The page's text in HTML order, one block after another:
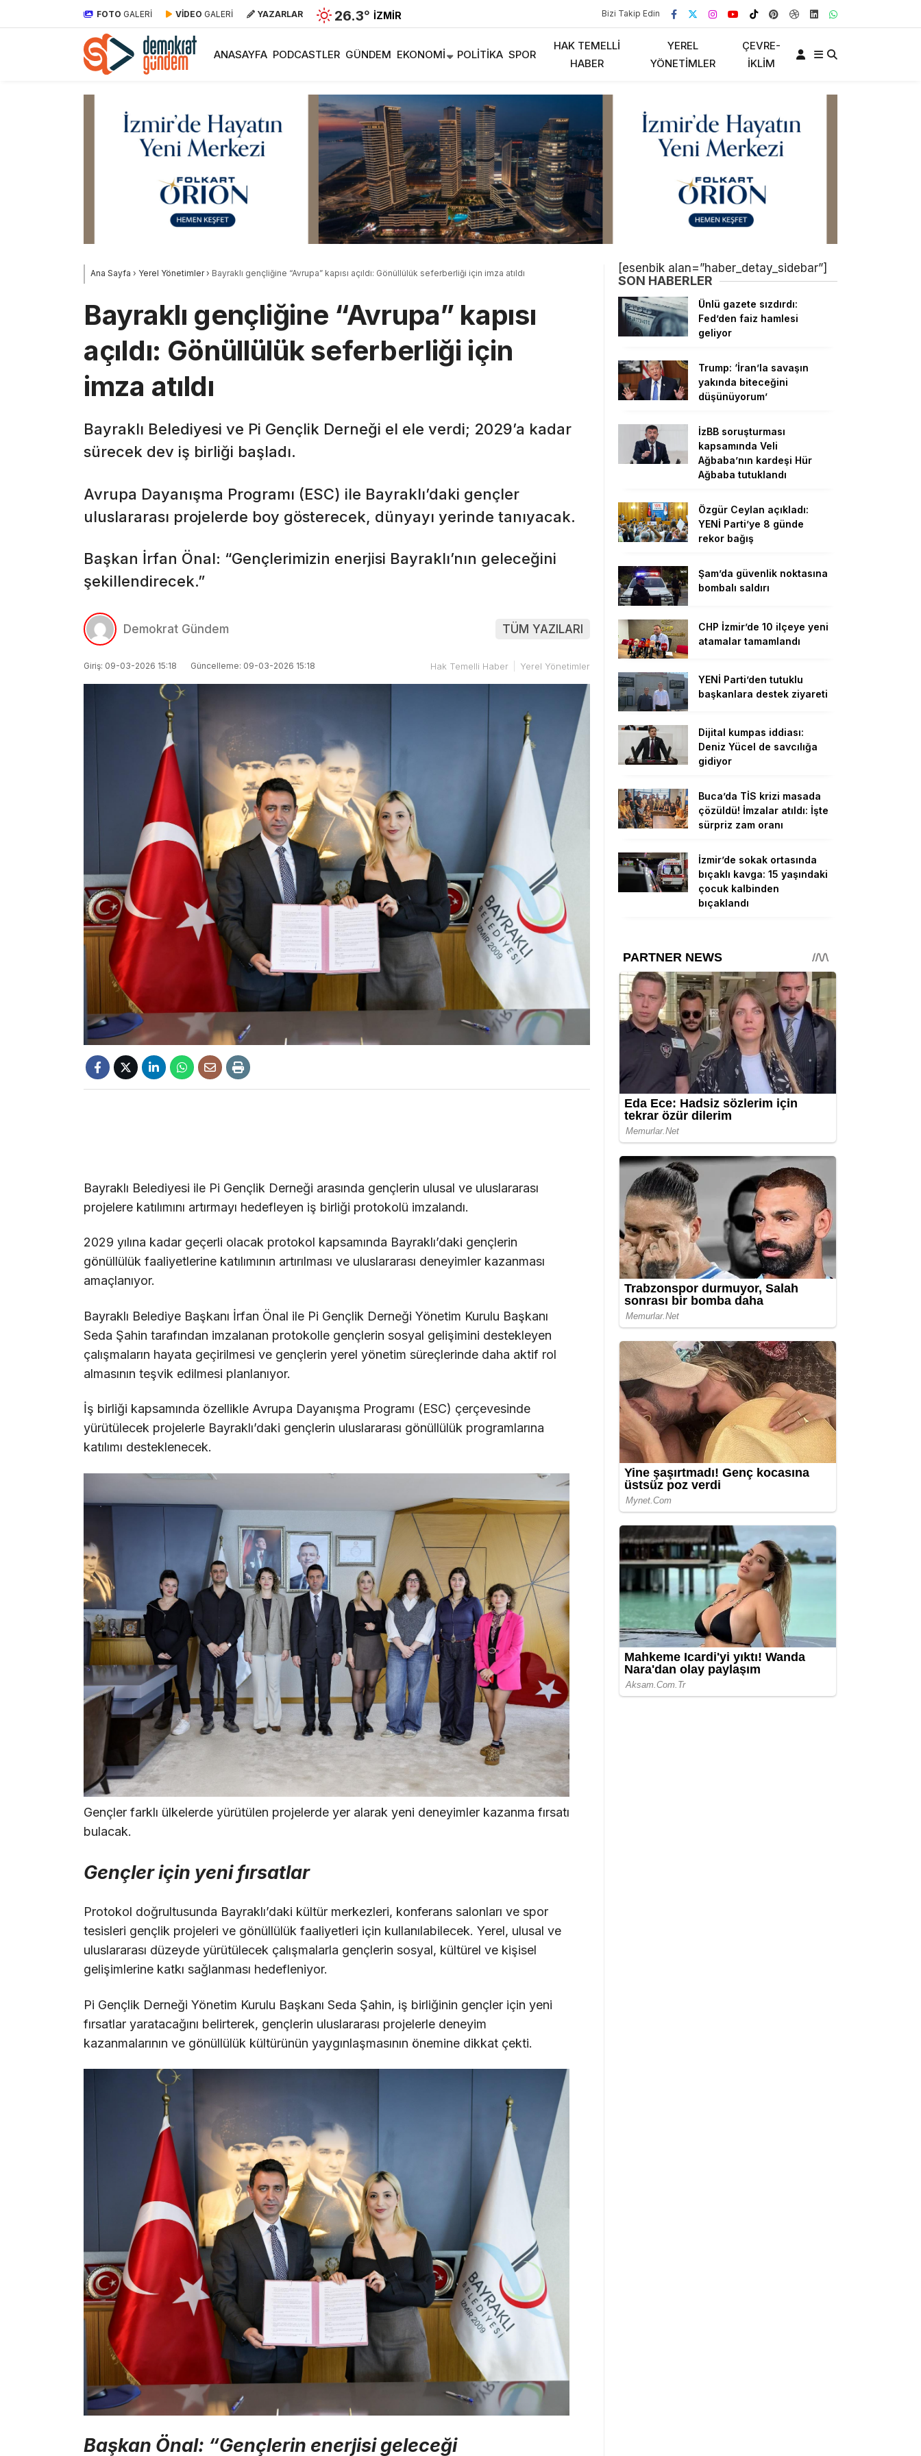
FOTO GALERİ VİDEO GALERİ YAZARLAR 26.3° İZMIR Bizi Takip Edin
ANASAYFA PODCASTLER GÜNDEM EKONOMI POLITIKA SPOR
HAK TEMELLI
HABER
YEREL
YÖNETIMLER
ÇEVRE-
İKLIM
Ana Sayfa › Yerel Yönetimler› Bayraklı gençliğine “Avrupa” kapısı açıldı: Gönüllülük seferberliği için imza atıldı
Bayraklı gençliğine “Avrupa” kapısı
açıldı: Gönüllülük seferberliği için
imza atıldı
Bayraklı Belediyesi ve Pi Gençlik Derneği el ele verdi; 2029’a kadar
sürecek dev iş birliği başladı.
Avrupa Dayanışma Programı (ESC) ile Bayraklı’daki gençler
uluslararası projelerde boy gösterecek, dünyayı yerinde tanıyacak.
Başkan İrfan Önal: “Gençlerimizin enerjisi Bayraklı’nın geleceğini
şekillendirecek.”
Demokrat Gündem TÜM YAZILARI
Giriş: 09-03-2026 15:18 Güncelleme: 09-03-2026 15:18 Hak Temelli Haber Yerel Yönetimler
Bayraklı Belediyesi ile Pi Gençlik Derneği arasında gençlerin ulusal ve uluslararası
projelere katılımını artırmayı hedefleyen iş birliği protokolü imzalandı.
2029 yılına kadar geçerli olacak protokol kapsamında Bayraklı’daki gençlerin
gönüllülük faaliyetlerine katılımının artırılması ve uluslararası deneyimler kazanması
amaçlanıyor.
Bayraklı Belediye Başkanı İrfan Önal ile Pi Gençlik Derneği Yönetim Kurulu Başkanı
Seda Şahin tarafından imzalanan protokolle gençlerin sosyal gelişimini destekleyen
çalışmaların hayata geçirilmesi ve gençlerin yerel yönetim süreçlerinde daha aktif rol
almasının teşvik edilmesi planlanıyor.
İş birliği kapsamında özellikle Avrupa Dayanışma Programı (ESC) çerçevesinde
yürütülecek projelerle Bayraklı’daki gençlerin uluslararası gönüllülük programlarına
katılımı desteklenecek.
Gençler farklı ülkelerde yürütülen projelerde yer alarak yeni deneyimler kazanma fırsatı
bulacak.
Gençler için yeni fırsatlar
Protokol doğrultusunda Bayraklı’daki kültür merkezleri, konferans salonları ve spor
tesisleri gençlik projeleri ve gönüllülük faaliyetleri için kullanılabilecek. Yerel, ulusal ve
uluslararası düzeyde yürütülecek çalışmalarla gençlerin sosyal, kültürel ve kişisel
gelişimlerine katkı sağlanması hedefleniyor.
Pi Gençlik Derneği Yönetim Kurulu Başkanı Seda Şahin, iş birliğinin gençler için yeni
fırsatlar yaratacağını belirterek, gençlerin uluslararası projelerle deneyim
kazanmalarının ve gönüllülük kültürünün yaygınlaşmasının önemine dikkat çekti.
Başkan Önal: “Gençlerin enerjisi geleceği
[esenbik alan=”haber_detay_sidebar”]
SON HABERLER
Ünlü gazete sızdırdı:
Fed’den faiz hamlesi
geliyor
Trump: ‘İran’la savaşın
yakında biteceğini
düşünüyorum’
İzBB soruşturması
kapsamında Veli
Ağbaba’nın kardeşi Hür
Ağbaba tutuklandı
Özgür Ceylan açıkladı:
YENİ Parti’ye 8 günde
rekor bağış
Şam’da güvenlik noktasına
bombalı saldırı
CHP İzmir’de 10 ilçeye yeni
atamalar tamamlandı
YENİ Parti’den tutuklu
başkanlara destek ziyareti
Dijital kumpas iddiası:
Deniz Yücel de savcılığa
gidiyor
Buca’da TİS krizi masada
çözüldü! İmzalar atıldı: İşte
sürpriz zam oranı
İzmir’de sokak ortasında
bıçaklı kavga: 15 yaşındaki
çocuk kalbinden
bıçaklandı